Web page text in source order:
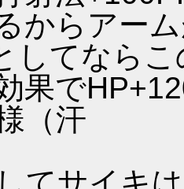
からアー
してなら
果で
（汗